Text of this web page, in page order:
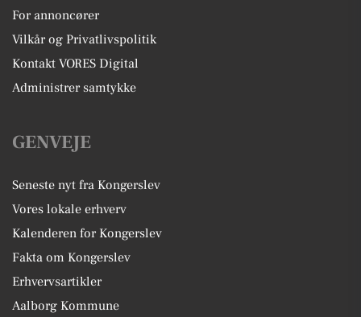
For annoncører
Vilkår og Privatlivspolitik
Kontakt VORES Digital
Administrer samtykke
GENVEJE
Seneste nyt fra Kongerslev
Vores lokale erhverv
Kalenderen for Kongerslev
Fakta om Kongerslev
Erhvervsartikler
Aalborg Kommune